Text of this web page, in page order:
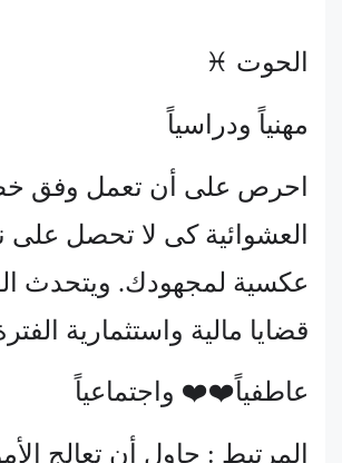
الحوت ♓
مهنياً ودراسياً
احرص على أن تعمل وفق
العشوائية كى لا تحصل على
عكسية لمجهودك. ويتحدث
قضايا مالية واستثمارية
عاطفياً❤️❤️ واجتماعياً
المرتبط : حاول أن تعالج